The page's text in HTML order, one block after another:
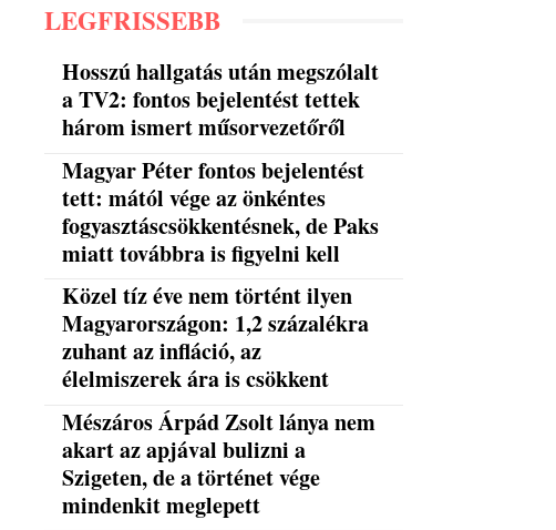
LEGFRISSEBB
Hosszú hallgatás után megszólalt
a TV2: fontos bejelentést tettek
három ismert műsorvezetőről
Magyar Péter fontos bejelentést
tett: mától vége az önkéntes
fogyasztáscsökkentésnek, de Paks
miatt továbbra is figyelni kell
Közel tíz éve nem történt ilyen
Magyarországon: 1,2 százalékra
zuhant az infláció, az
élelmiszerek ára is csökkent
Mészáros Árpád Zsolt lánya nem
akart az apjával bulizni a
Szigeten, de a történet vége
mindenkit meglepett